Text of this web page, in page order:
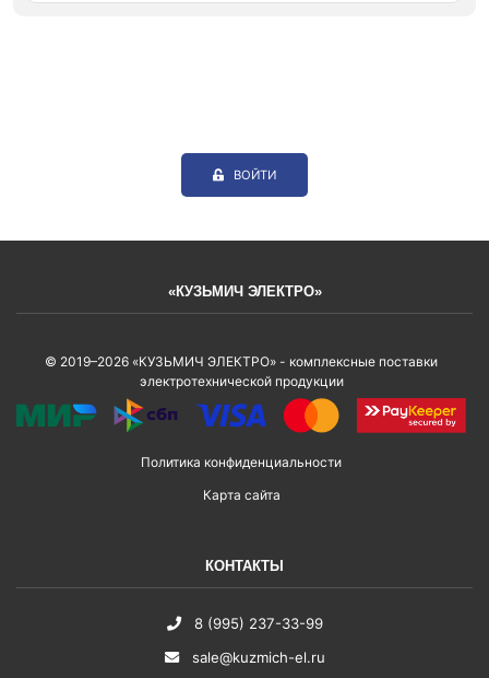
ВОЙТИ
«КУЗЬМИЧ ЭЛЕКТРО»
© 2019–2026 «КУЗЬМИЧ ЭЛЕКТРО» - комплексные поставки
электротехнической продукции
Политика конфиденциальности
Карта сайта
КОНТАКТЫ
8 (995) 237-33-99
sale@kuzmich-el.ru